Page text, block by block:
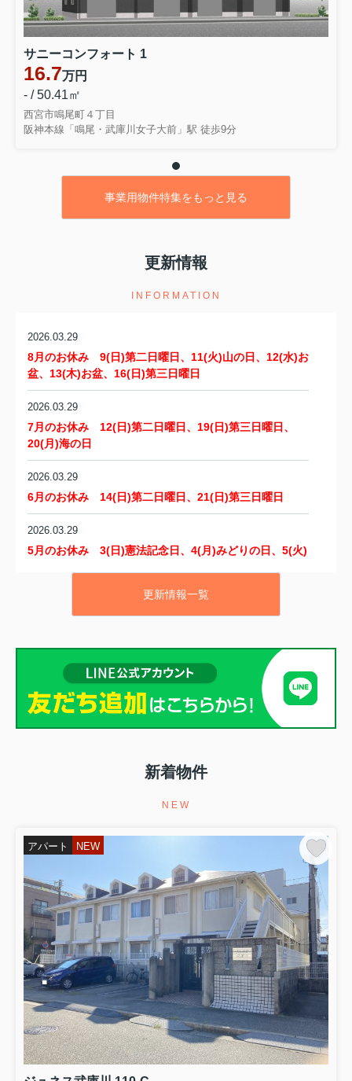
サニーコンフォート 1
16.7万円
- / 50.41㎡
西宮市鳴尾町４丁目
阪神本線「鳴尾・武庫川女子大前」駅 徒歩9分
事業用物件特集をもっと見る
更新情報
INFORMATION
2026.03.29
8月のお休み 9(日)第二日曜日、11(火)山の日、12(水)お
盆、13(木)お盆、16(日)第三日曜日
2026.03.29
7月のお休み 12(日)第二日曜日、19(日)第三日曜日、
20(月)海の日
2026.03.29
6月のお休み 14(日)第二日曜日、21(日)第三日曜日
2026.03.29
5月のお休み 3(日)憲法記念日、4(月)みどりの日、5(火)
2026.03.29
29(月)昭和の日
更新情報一覧
新着物件
NEW
アパート NEW